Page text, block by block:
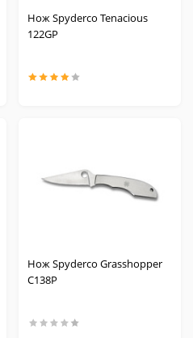
Нож Spyderco Tenacious
122GP
Нож Spyderco Grasshopper
C138P